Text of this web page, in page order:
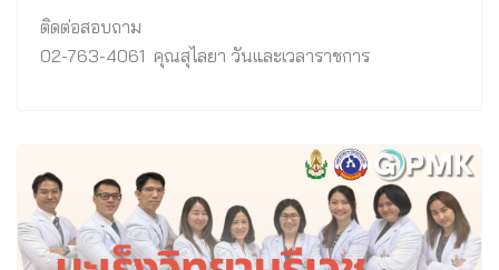
ติดต่อสอบถาม
02-763-4061 คุณสุไลยา วันและเวลาราชการ